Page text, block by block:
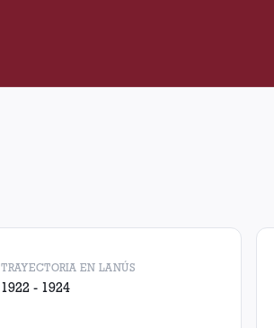
TRAYECTORIA EN LANÚS
1922 - 1924